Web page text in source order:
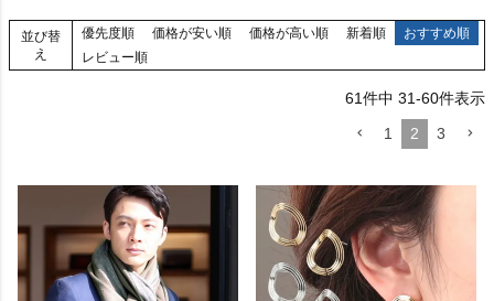
並び替
え
優先度順 価格が安い順 価格が高い順 新着順
おすすめ順
レビュー順
61件中 31-60件表示
1
2 3